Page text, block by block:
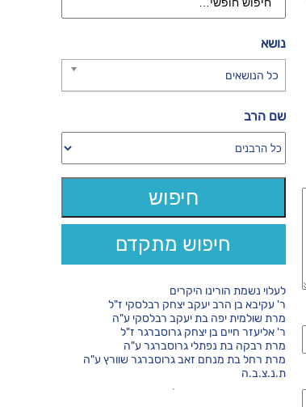
נושא
כל הנושאים
שם הרב
חיפוש מתקדם
לעלוי נשמת הורינו היקרים
ר' עקיבא בן הרב יעקב יצחק רבלסקי ז"ל
מרת שולמית יפה בת יעקב רבלסקי ע"ה
ר' אליעזר חיים בן יצחק גרוסברגר ז"ל
מרת רבקה בת נפתלי גרוסברגר ע"ה
מרת רחל בת מנחם זאב גרוסברגר שוורץ ע"ה
ת.נ.צ.ב.ה